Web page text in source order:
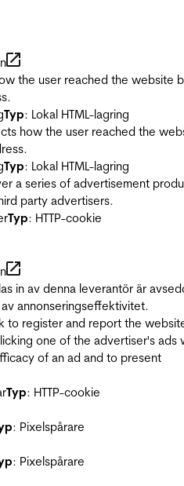
the user reached the website
Typ: Lokal HTML-lagring
how the user reached the
Typ: Lokal HTML-lagring
a series of advertisement
party advertisers.
Typ: HTTP-cookie
in av denna leverantör är
annonseringseffektivitet.
to register and report the
one of the advertiser's ads
of an ad and to present
Typ: HTTP-cookie
: Pixelspårare
: Pixelspårare